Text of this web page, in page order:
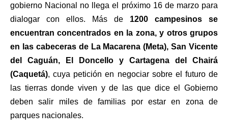
gobierno Nacional no llega el próximo 16 de marzo para
dialogar con ellos. Más de 1200 campesinos se
encuentran concentrados en la zona, y otros grupos
en las cabeceras de La Macarena (Meta), San Vicente
del Caguán, El Doncello y Cartagena del Chairá
(Caquetá), cuya petición en negociar sobre el futuro de
las tierras donde viven y de las que dice el Gobierno
deben salir miles de familias por estar en zona de
parques nacionales.